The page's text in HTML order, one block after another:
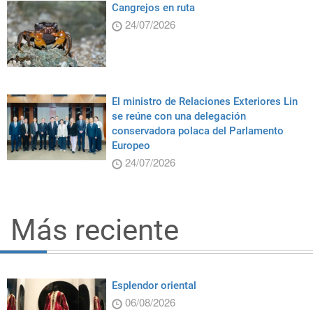
Cangrejos en ruta
24/07/2026
El ministro de Relaciones Exteriores Lin
se reúne con una delegación
conservadora polaca del Parlamento
Europeo
24/07/2026
Más reciente
Esplendor oriental
06/08/2026